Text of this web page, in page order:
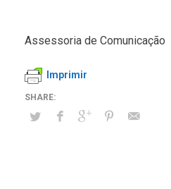
Assessoria de Comunicação
Imprimir